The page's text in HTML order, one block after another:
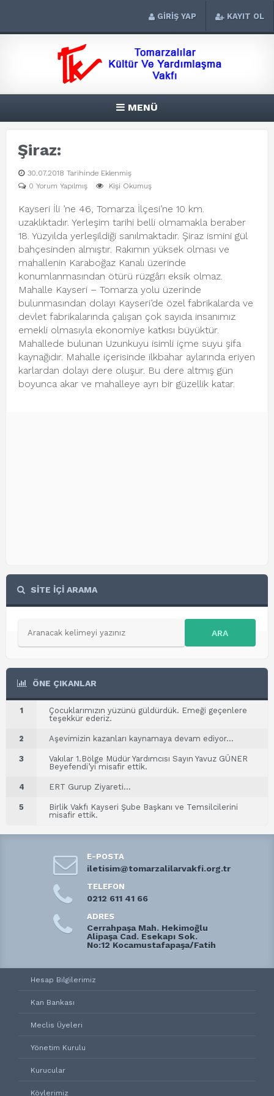
GİRİŞ YAP KAYIT OL
MENÜ
Şiraz:
30.07.2018 Tarihinde Eklenmiş
0 Yorum Yapılmış
Kişi Okumuş
Kayseri İli ’ne 46, Tomarza İlçesi’ne 10 km.
uzaklıktadır. Yerleşim tarihi belli olmamakla beraber
18. Yüzyılda yerleşildiği sanılmaktadır. Şiraz ismini gül
bahçesinden almıştır. Rakımın yüksek olması ve
mahallenin Karaboğaz Kanalı üzerinde
konumlanmasından ötürü rüzgârı eksik olmaz.
Mahalle Kayseri – Tomarza yolu üzerinde
bulunmasından dolayı Kayseri’de özel fabrikalarda ve
devlet fabrikalarında çalışan çok sayıda insanımız
emekli olmasıyla ekonomiye katkısı büyüktür.
Mahallede bulunan Uzunkuyu isimli içme suyu şifa
kaynağıdır. Mahalle içerisinde ilkbahar aylarında eriyen
karlardan dolayı dere oluşur. Bu dere altmış gün
boyunca akar ve mahalleye ayrı bir güzellik katar.
SİTE İÇİ ARAMA
ARA
ÖNE ÇIKANLAR
1
Çocuklarımızın yüzünü güldürdük. Emeği geçenlere
teşekkür ederiz.
2 Aşevimizin kazanları kaynamaya devam ediyor…
3
Vakılar 1.Bölge Müdür Yardımcısı Sayın Yavuz GÜNER
Beyefendi’yi misafir ettik.
4 ERT Gurup Ziyareti…
5
Birlik Vakfı Kayseri Şube Başkanı ve Temsilcilerini
misafir ettik.
E-POSTA
iletisim@tomarzalilarvakfi.org.tr
TELEFON
0212 611 41 66
ADRES
Cerrahpaşa Mah. Hekimoğlu
Alipaşa Cad. Esekapı Sok.
No:12 Kocamustafapaşa/Fatih
Hesap Bilgilerimiz
Kan Bankası
Meclis Üyeleri
Yönetim Kurulu
Kurucular
Köylerimiz